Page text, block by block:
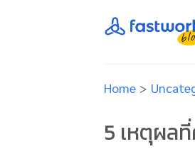
Home >
5 เหตุผล